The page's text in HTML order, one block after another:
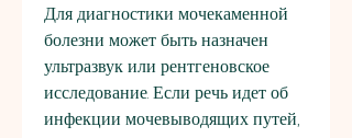
Для диагностики мочекаменной
болезни может быть назначен
ультразвук или рентгеновское
исследование. Если речь идет об
инфекции мочевыводящих путей,